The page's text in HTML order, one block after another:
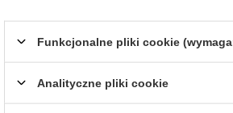
Funkcjonalne pliki cookie
Analityczne pliki cookie